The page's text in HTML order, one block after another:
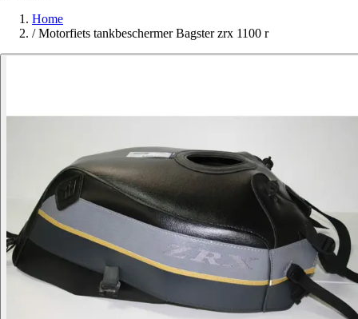
Home
/ Motorfiets tankbeschermer Bagster zrx 1100 r